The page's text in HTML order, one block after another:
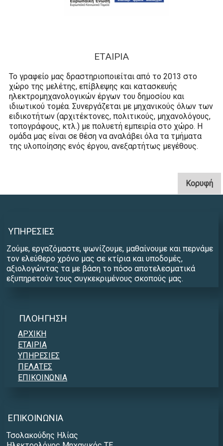
ΕΤΑΙΡΙΑ
Το γραφείο μας δραστηριοποιείται από το 2013 στο
χώρο της μελέτης, επίβλεψης και κατασκευής
ηλεκτρομηχανολογικών έργων του δημοσίου και
ιδιωτικού τομέα. Συνεργάζεται με μηχανικούς όλων των
ειδικοτήτων (αρχιτέκτονες, πολιτικούς, μηχανολόγους,
τοπογράφους, κτλ.) με πολυετή εμπειρία στο χώρο. Η
ομάδα μας είναι σε θέση να αναλάβει όλα τα τμήματα
της υλοποίησης ενός έργου, ανεξαρτήτως μεγέθους.
Κορυφή.
ΥΠΗΡΕΣΊΕΣ
Ζούμε, εργαζόμαστε, ψωνίζουμε, μαθαίνουμε και περνάμε
τον ελεύθερο χρόνο μας σε κτίρια και υποδομές,
αξιολογώντας τα με βάση το πόσο αποτελεσματικά
εξυπηρετούν τους συγκεκριμένους σκοπούς μας.
ΠΛΟΉΓΗΣΗ
ΑΡΧΙΚΗ
ΕΤΑΙΡΙΑ
ΥΠΗΡΕΣΙΕΣ
ΠΕΛΑΤΕΣ
ΕΠΙΚΟΙΝΩΝΙΑ
ΕΠΙΚΟΙΝΩΝΊΑ
Τσολακούδης Ηλίας